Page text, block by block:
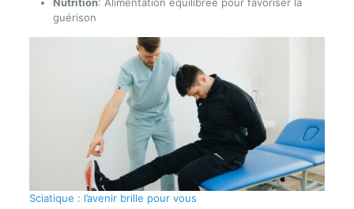
guérison
Sciatique : l’avenir brille pour vous